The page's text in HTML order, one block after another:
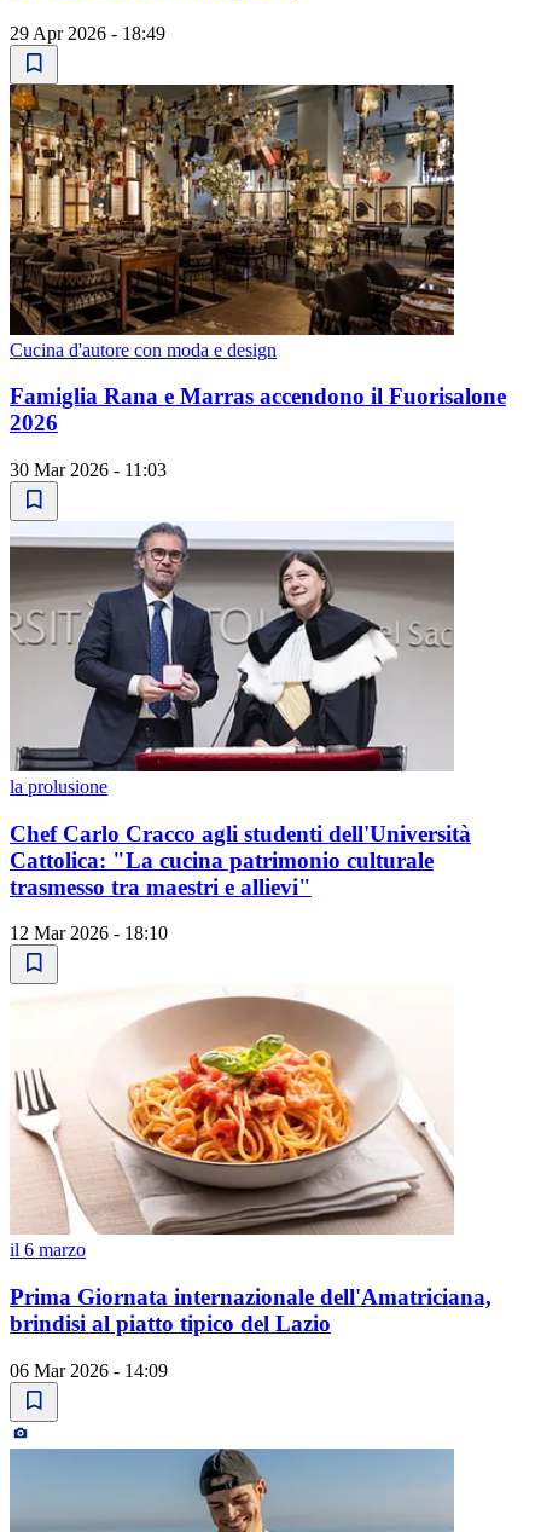
29 Apr 2026 - 18:49
Cucina d'autore con moda e design
Famiglia Rana e Marras accendono il Fuorisalone
2026
30 Mar 2026 - 11:03
la prolusione
Chef Carlo Cracco agli studenti dell'Università
Cattolica: "La cucina patrimonio culturale
trasmesso tra maestri e allievi"
12 Mar 2026 - 18:10
il 6 marzo
Prima Giornata internazionale dell'Amatriciana,
brindisi al piatto tipico del Lazio
06 Mar 2026 - 14:09